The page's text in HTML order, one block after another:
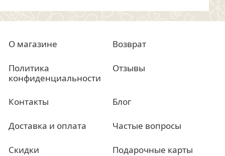
О магазине Возврат
Политика
конфиденциальности
Отзывы
Контакты Блог
Доставка и оплата Частые вопросы
Скидки Подарочные карты